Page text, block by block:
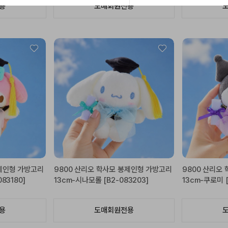
도매회원전용
형 가방고리
9800 산리오 학사모 봉제인형 가방고리
13cm-시나모롤 [B2-083203]
도매회원전용
9800 산리오
13cm-쿠로